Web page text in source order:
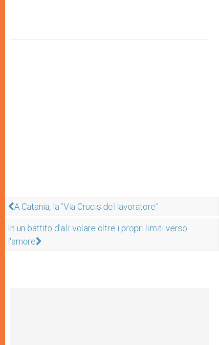
A Catania, la "Via Crucis del lavoratore"
In un battito d'ali: volare oltre i propri limiti verso
l'amore